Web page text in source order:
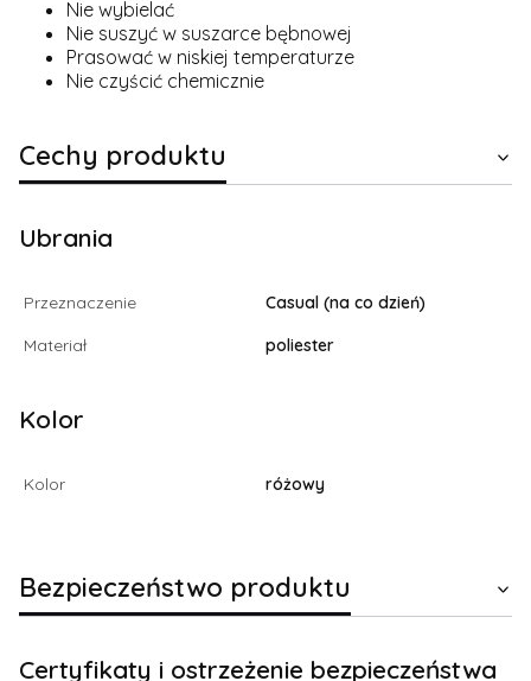
Nie wybielać
Nie suszyć w suszarce bębnowej
Prasować w niskiej temperaturze
Nie czyścić chemicznie
Cechy produktu
Ubrania
Przeznaczenie
Casual (na co dzień)
Materiał
poliester
Kolor
Kolor różowy
Bezpieczeństwo produktu
Certyfikaty i ostrzeżenie bezpieczeństwa